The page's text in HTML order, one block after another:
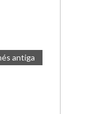
antiga